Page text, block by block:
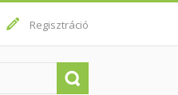
Regisztráció